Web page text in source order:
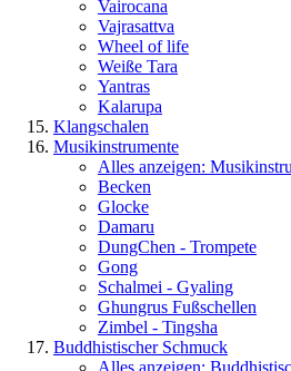
Vairocana
Vajrasattva
Wheel of life
Weiße Tara
Yantras
Kalarupa
Klangschalen
Musikinstrumente
Alles anzeigen:
Becken
Glocke
Damaru
DungChen - Trompete
Gong
Schalmei - Gyaling
Ghungrus Fußschellen
Zimbel - Tingsha
Buddhistischer Schmuck
Alles anzeigen: